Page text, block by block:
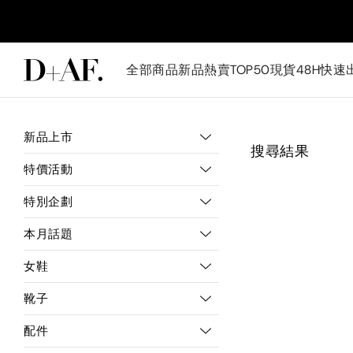
全部商品新品熱賣TOP50現貨48H快速
新品上市
特價活動
特別企劃
本月話題
女鞋
靴子
配件
搜尋結果